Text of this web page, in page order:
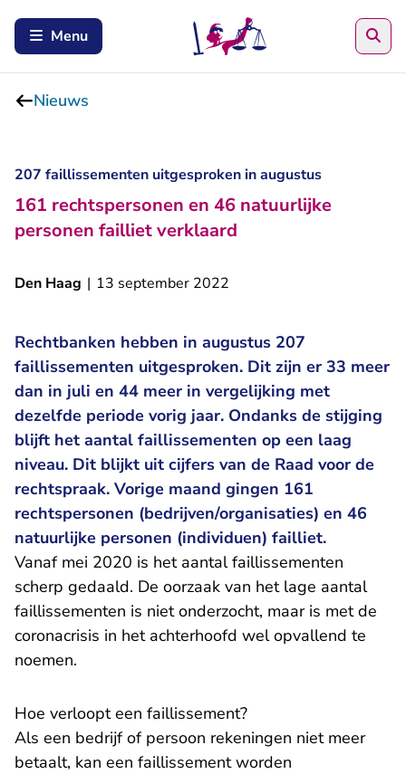
Menu
Nieuws
207 faillissementen uitgesproken in augustus
161 rechtspersonen en 46 natuurlijke
personen failliet verklaard
Den Haag | 13 september 2022
Rechtbanken hebben in augustus 207
faillissementen uitgesproken. Dit zijn er 33 meer
dan in juli en 44 meer in vergelijking met
dezelfde periode vorig jaar. Ondanks de stijging
blijft het aantal faillissementen op een laag
niveau. Dit blijkt uit cijfers van de Raad voor de
rechtspraak. Vorige maand gingen 161
rechtspersonen (bedrijven/organisaties) en 46
natuurlijke personen (individuen) failliet.
Vanaf mei 2020 is het aantal faillissementen
scherp gedaald. De oorzaak van het lage aantal
faillissementen is niet onderzocht, maar is met de
coronacrisis in het achterhoofd wel opvallend te
noemen.
Hoe verloopt een faillissement?
Als een bedrijf of persoon rekeningen niet meer
betaalt, kan een faillissement worden